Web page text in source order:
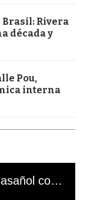
Brasil: Rivera
década y
Pou,
interna
El mal momento de Yanina Gasañol con un hincha argentino en "Subrayado"